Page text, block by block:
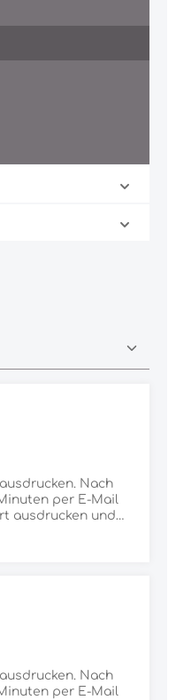
Nach
per E-Mail
ausdrucken und
der
Nach
per E-Mail